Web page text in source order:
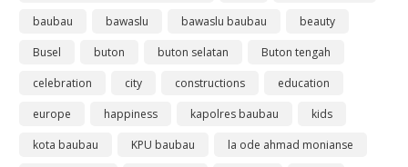
baubau
bawaslu bawaslu baubau
beauty
Busel
buton buton selatan
Buton tengah
celebration
city constructions
education
europe
happiness kapolres baubau
kids
kota baubau
KPU baubau
la ode ahmad monianse